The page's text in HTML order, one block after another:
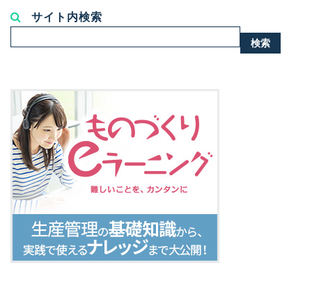
サイト内検索
索...
検索